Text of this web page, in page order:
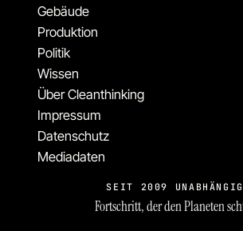
Gebäude
Produktion
Politik
Wissen
Über Cleanthinking
Impressum
Datenschutz
Mediadaten
SEIT 2009
Fortschritt, der den Planeten